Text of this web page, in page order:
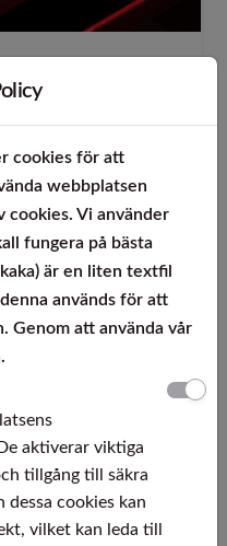
svavel och
cookies för att
webbplatsen
cookies. Vi använder
fungera på bästa
är en liten textfil
används för att
Genom att använda vår
aktiverar viktiga
tillgång till säkra
cookies kan
vilket kan leda till